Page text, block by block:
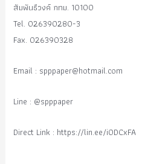
สัมพันธืวงค์ กทม. 10100
Tel. 026390280-3
Fax. 026390328
Email : spppaper@hotmail.com
Line : @spppaper
Direct Link : https://lin.ee/i0DCxFA